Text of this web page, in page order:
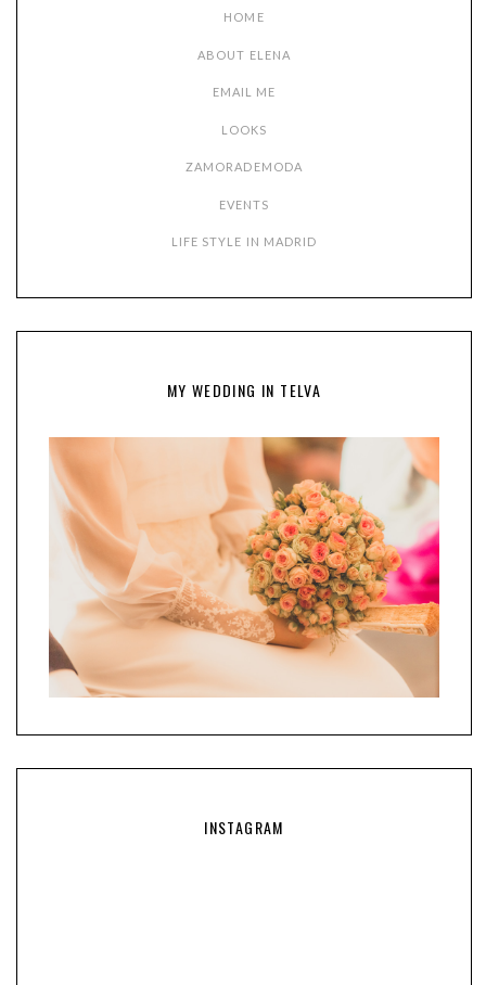
HOME
ABOUT ELENA
EMAIL ME
LOOKS
ZAMORADEMODA
EVENTS
LIFE STYLE IN MADRID
MY WEDDING IN TELVA
INSTAGRAM